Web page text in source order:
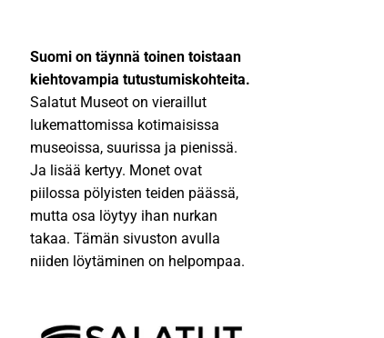
Suomi on täynnä toinen toistaan
kiehtovampia tutustumiskohteita.
Salatut Museot on vieraillut
lukemattomissa kotimaisissa
museoissa, suurissa ja pienissä.
Ja lisää kertyy. Monet ovat
piilossa pölyisten teiden päässä,
mutta osa löytyy ihan nurkan
takaa. Tämän sivuston avulla
niiden löytäminen on helpompaa.